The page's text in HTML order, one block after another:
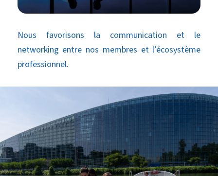
Nous favorisons la communication et le
networking entre nos membres et l’écosystème
professionnel.